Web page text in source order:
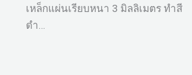
เหล็กแผ่นเรียบหนา 3 มิลลิเมตร ทำสี
ดำ…